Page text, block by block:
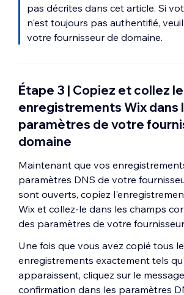
pas décrites dans cet article. Si
n'est toujours pas authentifié,
votre fournisseur de domaine.
Étape 3 | Copiez et collez
enregistrements Wix dans
paramètres de votre
domaine
Maintenant que vos
paramètres DNS de votre
sont ouverts, copiez
Wix et collez-le dans les champs
des paramètres de votre
Une fois que vous avez copié tous
enregistrements exactement tels
apparaissent, cliquez sur le
confirmation dans les paramètres